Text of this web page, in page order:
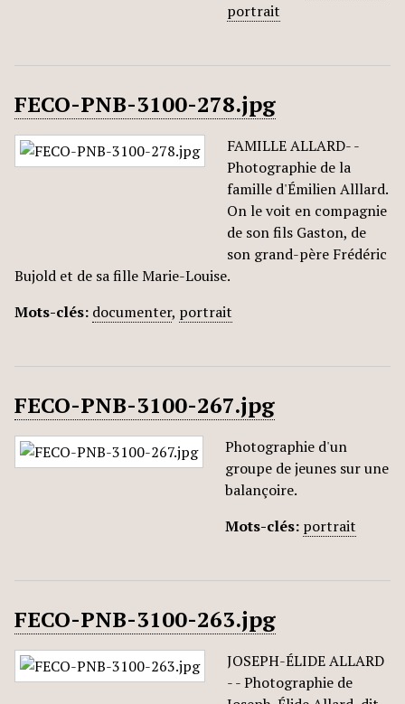
portrait
FECO-PNB-3100-278.jpg
FAMILLE ALLARD- -
Photographie de la
famille d'Émilien Alllard.
On le voit en compagnie
de son fils Gaston, de
son grand-père Frédéric
Bujold et de sa fille Marie-Louise.
Mots-clés: documenter, portrait
FECO-PNB-3100-267.jpg
Photographie d'un
groupe de jeunes sur une
balançoire.
Mots-clés: portrait
FECO-PNB-3100-263.jpg
JOSEPH-ÉLIDE ALLARD
- - Photographie de